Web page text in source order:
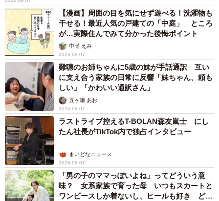
【漫画】周囲の目を気にせず遊べる！洗濯物も
干せる！最近人気の戸建ての「中庭」 ところ
が…実際住んでみて分かった後悔ポイント
中瀬 えみ
2026.08.07
難聴のお姉ちゃんに5歳の妹が手話通訳 互い
に支え合う家族の日常に反響「妹ちゃん、頼も
しい」「かわいい通訳さん」
五ヶ瀬 あお
2026.08.07
ラストライブ控えるT-BOLAN森友嵐士 にし
たん社長がTikTok内で独占インタビュー
まいどなニュース
2026.08.07
「男の子のママっぽいよね」ってどういう意
味？ 女系家族で育った母 いつもスカートと
ワンピースしか着ないし、ヒールも好き どの